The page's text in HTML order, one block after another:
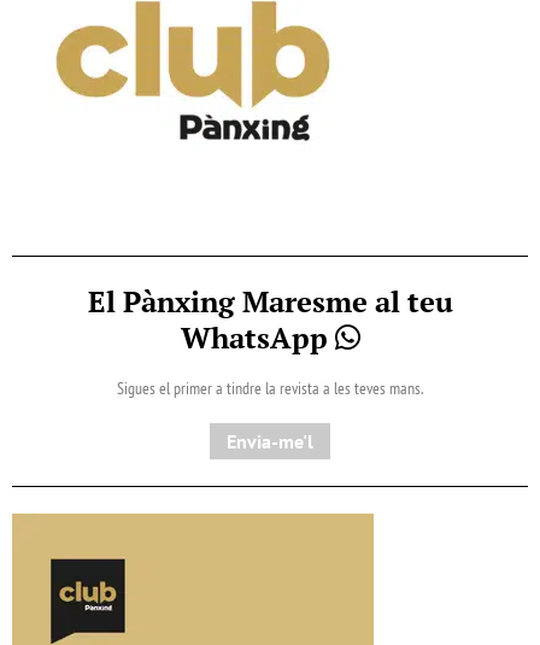
El Pànxing Maresme al teu
WhatsApp
Sigues el primer a tindre la revista a les teves mans.
Envia-me'l